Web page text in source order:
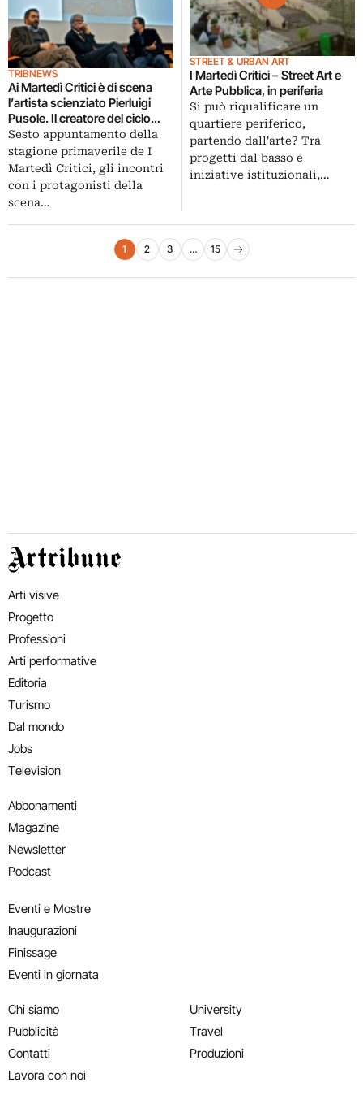
TRIBNEWS
Ai Martedì Critici è di scena
l’artista scienziato Pierluigi
Pusole. Il creatore del ciclo
pittorico “Io sono dio” si
racconta all’Accademia di
Spagna a Roma
Sesto appuntamento della
stagione primaverile de I
Martedì Critici, gli incontri
con i protagonisti della
scena…
STREET & URBAN ART
I Martedì Critici – Street Art e
Arte Pubblica, in periferia
Si può riqualificare un
quartiere periferico,
partendo dall'arte? Tra
progetti dal basso e
iniziative istituzionali,…
Paginazione degli articoli
1 2 3 … 15
Pagina successiva
Artribune
Arti visive
Progetto
Professioni
Arti performative
Editoria
Turismo
Dal mondo
Jobs
Television
Abbonamenti
Magazine
Newsletter
Podcast
Eventi e Mostre
Inaugurazioni
Finissage
Eventi in giornata
Chi siamo
Pubblicità
Contatti
Lavora con noi
University
Travel
Produzioni